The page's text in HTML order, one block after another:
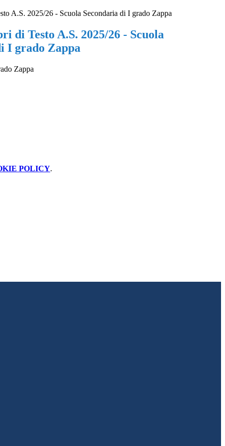
A.S. 2025/26 - Scuola Secondaria di I grado Zappa
di Testo A.S. 2025/26 - Scuola
I grado Zappa
Zappa
POLICY.